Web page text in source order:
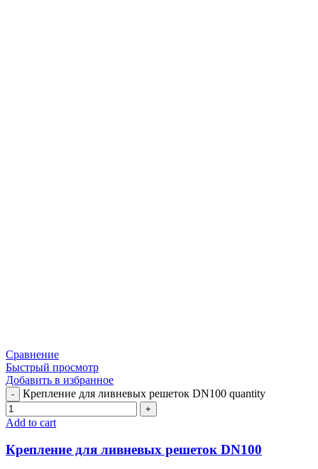
Сравнение
Быстрый просмотр
Добавить в избранное
Крепление для ливневых решеток DN100 quantity
Add to cart
Крепление для ливневых решеток DN100